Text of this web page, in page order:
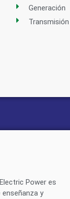
Generación
Transmisión
Power es
y